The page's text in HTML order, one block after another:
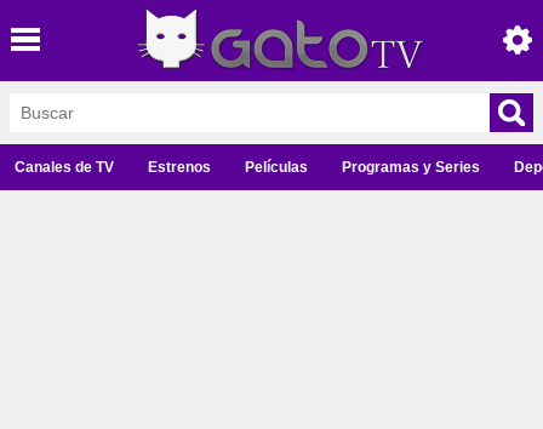
Canales de TV Estrenos Películas Programas y Series